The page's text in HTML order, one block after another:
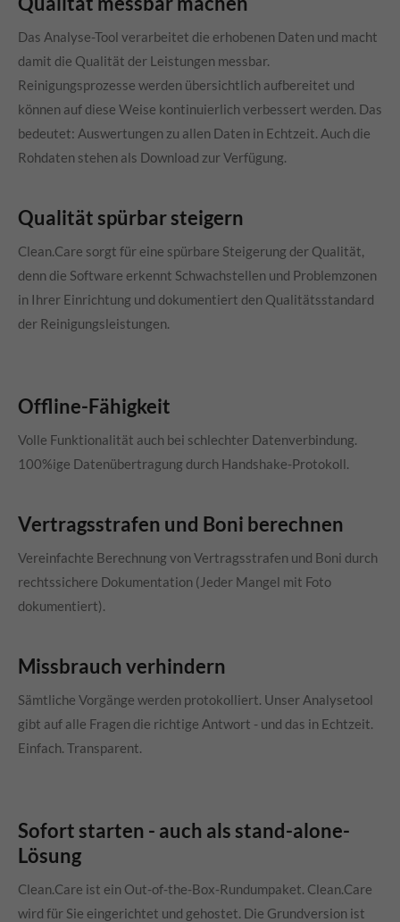
Das Analyse-Tool verarbeitet die erhobenen Daten und macht
damit die Qualität der Leistungen messbar.
Reinigungsprozesse werden übersichtlich aufbereitet und
können auf diese Weise kontinuierlich verbessert werden. Das
bedeutet: Auswertungen zu allen Daten in Echtzeit. Auch die
Rohdaten stehen als Download zur Verfügung.
Qualität spürbar steigern
Clean.Care sorgt für eine spürbare Steigerung der Qualität,
denn die Software erkennt Schwachstellen und Problemzonen
in Ihrer Einrichtung und dokumentiert den Qualitätsstandard
der Reinigungsleistungen.
Offline-Fähigkeit
Volle Funktionalität auch bei schlechter Datenverbindung.
100%ige Datenübertragung durch Handshake-Protokoll.
Vertragsstrafen und Boni berechnen
Vereinfachte Berechnung von Vertragsstrafen und Boni durch
rechtssichere Dokumentation (Jeder Mangel mit Foto
dokumentiert).
Missbrauch verhindern
Sämtliche Vorgänge werden protokolliert. Unser Analysetool
gibt auf alle Fragen die richtige Antwort - und das in Echtzeit.
Einfach. Transparent.
Sofort starten - auch als stand-alone-
Lösung
Clean.Care ist ein Out-of-the-Box-Rundumpaket. Clean.Care
wird für Sie eingerichtet und gehostet. Die Grundversion ist